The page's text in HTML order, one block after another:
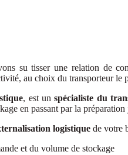
su tisser une relation de
au choix du transporteur le
, est unspécialiste du
en passant par la
logistique de votre
et du volume de stockage